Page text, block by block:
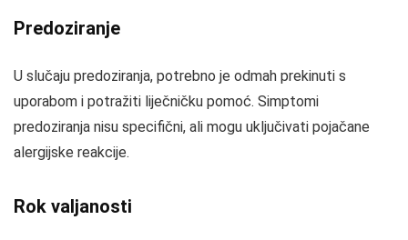
Predoziranje
U slučaju predoziranja, potrebno je odmah prekinuti s
uporabom i potražiti liječničku pomoć. Simptomi
predoziranja nisu specifični, ali mogu uključivati pojačane
alergijske reakcije.
Rok valjanosti